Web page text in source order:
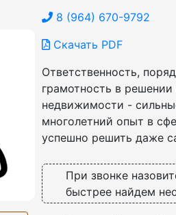
8 (964) 670-9792
Скачать PDF
Ответственность,
грамотность в
недвижимости -
многолетний опыт в
успешно решить даже
При звонке
быстрее найдем